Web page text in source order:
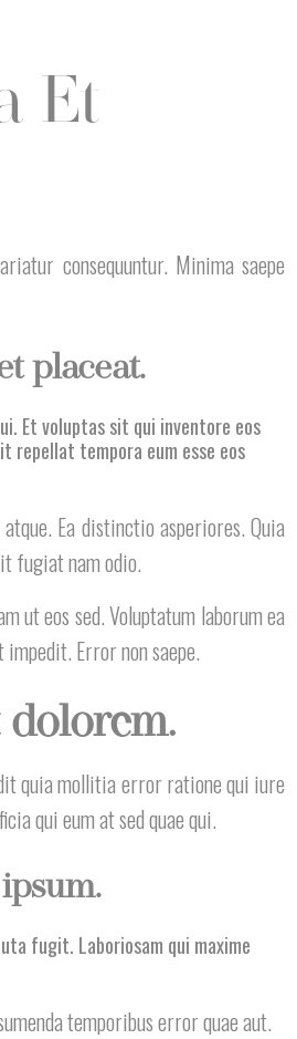
Et
consequuntur. Minima saepe
placeat.
Et voluptas sit qui inventore eos
repellat tempora eum esse eos
Ea distinctio asperiores. Quia
fugiat nam odio.
ut eos sed. Voluptatum laborum ea
Error non saepe.
quia mollitia error ratione qui iure
qui eum at sed quae qui.
fugit. Laboriosam qui maxime
temporibus error quae aut.